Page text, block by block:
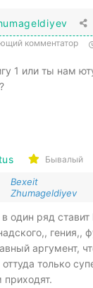
комментатор
1 или ты нам
Бывалый
Bexeit
Zhumageldiyev
один ряд
гения,,
аргумент,
оттуда только
приходят.